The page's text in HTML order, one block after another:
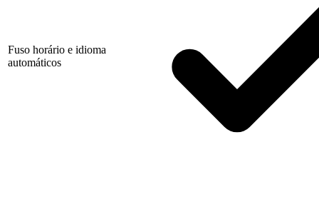
Fuso horário e idioma
automáticos